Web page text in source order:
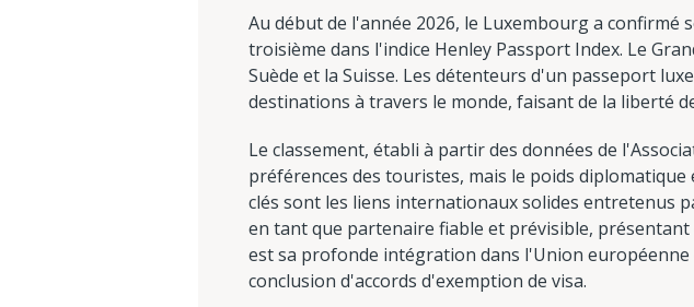
Au début de l'année 2026, le Luxembourg a confirmé
troisième dans l'indice Henley Passport Index. Le
Suède et la Suisse. Les détenteurs d'un passeport
destinations à travers le monde, faisant de la liberté
Le classement, établi à partir des données de
préférences des touristes, mais le poids
clés sont les liens internationaux solides entretenus
en tant que partenaire fiable et prévisible,
est sa profonde intégration dans l'Union
conclusion d'accords d'exemption de visa.